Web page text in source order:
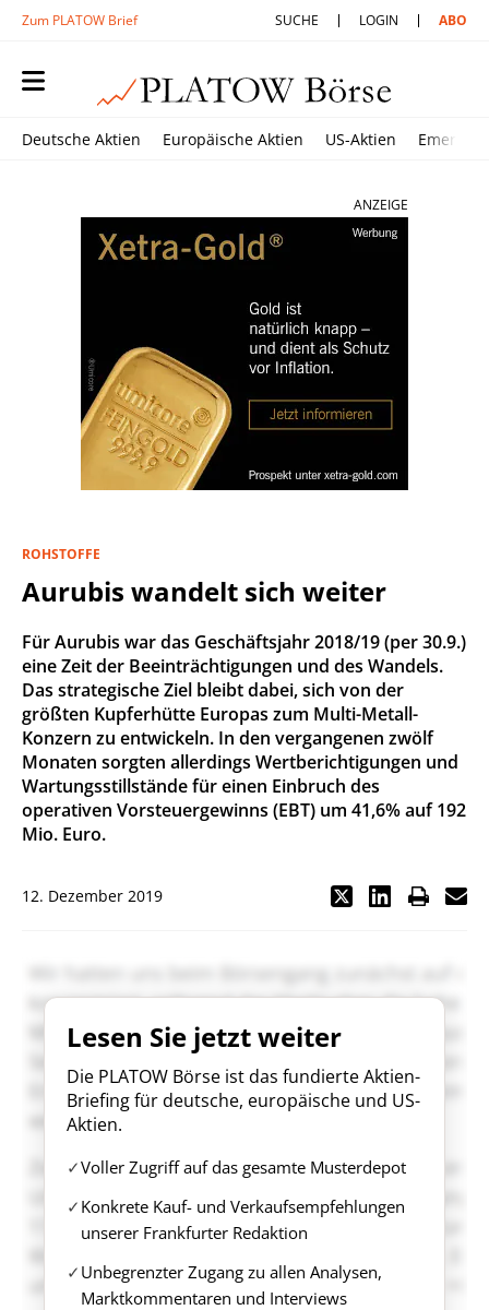
Zum PLATOW Brief SUCHE LOGIN ABO
Deutsche Aktien Europäische Aktien US-Aktien
ANZEIGE
ROHSTOFFE
Aurubis wandelt sich weiter
Für Aurubis war das Geschäftsjahr 2018/19 (per 30.9.)
eine Zeit der Beeinträchtigungen und des Wandels.
Das strategische Ziel bleibt dabei, sich von der
größten Kupferhütte Europas zum Multi-Metall-
Konzern zu entwickeln. In den vergangenen zwölf
Monaten sorgten allerdings Wertberichtigungen und
Wartungsstillstände für einen Einbruch des
operativen Vorsteuergewinns (EBT) um 41,6% auf 192
Mio. Euro.
12. Dezember 2019
Lesen Sie jetzt weiter
Die PLATOW Börse ist das fundierte Aktien-
Briefing für deutsche, europäische und US-
Aktien.
Voller Zugriff auf das gesamte Musterdepot
Konkrete Kauf- und Verkaufsempfehlungen
unserer Frankfurter Redaktion
Unbegrenzter Zugang zu allen Analysen,
Marktkommentaren und Interviews